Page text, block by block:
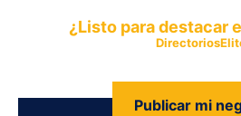
¿Listo para destacar
Publicar mi